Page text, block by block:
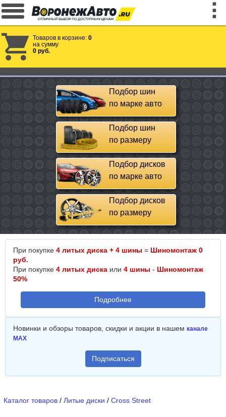
Товаров в корзине: 0
на сумму
0 руб.
Подбор шин
по марке авто
Подбор шин
по размеру
Подбор дисков
по марке авто
Подбор дисков
по размеру
При покупке 4 литых диска + 4 шины = Шиномонтаж 0
руб.
При покупке 4 литых диска или 4 шины - Шиномонтаж
50%
Подробнее
Новинки и обзоры товаров, скидки и акции в нашем канале
MAX
Подписаться
Каталог товаров / Литые диски / Cross Street